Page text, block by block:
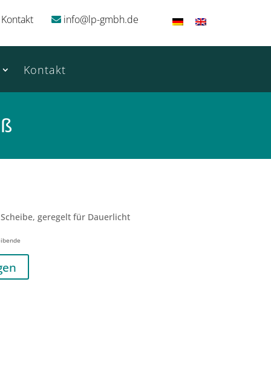
Kontakt info@lp-gmbh.de
Kontakt
geregelt für Dauerlicht